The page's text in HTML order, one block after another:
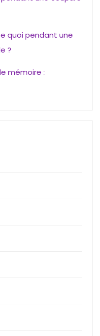
quoi pendant une
?
mémoire :